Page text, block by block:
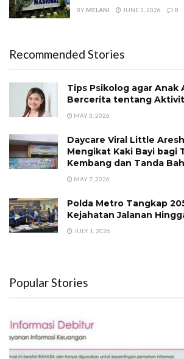
BY MELANI JUNE 3, 2026 0
Recommended Stories
Tips Psikolog agar Anak
Bercerita tentang
MAY 3, 2026
Daycare Viral Little
Mengikat Kaki Bayi bagi
Kembang dan Tanda
MAY 7, 2026
Polda Metro Tangkap
Kejahatan Jalanan
JULY 1, 2026
Popular Stories